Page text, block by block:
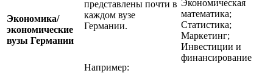
Экономика/
экономические
вузы Германии
представлены почти в
каждом вузе
Германии.
Например:
Экономическая
математика;
Статистика;
Маркетинг;
Инвестиции и
финансирование